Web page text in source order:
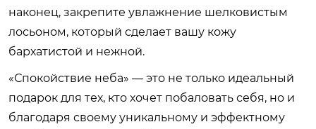
наконец, закрепите увлажнение шелковистым
лосьоном, который сделает вашу кожу
бархатистой и нежной.
«Спокойствие неба» — это не только идеальный
подарок для тех, кто хочет побаловать себя, но и
благодаря своему уникальному и эффектному